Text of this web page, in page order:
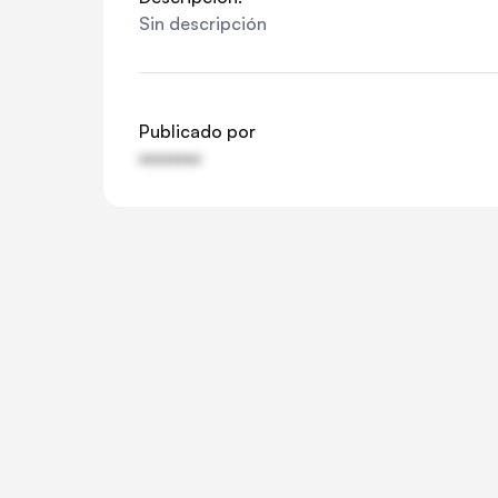
Sin descripción
Publicado por
••••••••